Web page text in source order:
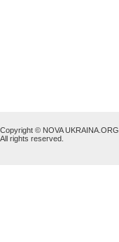
Copyright © NOVA UKRAINA.ORG
All rights reserved.